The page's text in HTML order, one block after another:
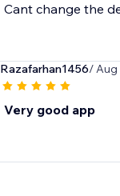
Cant change the
Razafarhan1456/ Aug
Very good app